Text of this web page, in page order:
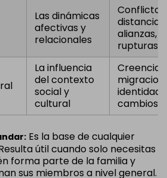
Las dinámicas
afectivas y
relacionales
distancia
alianzas,
rupturas
La influencia
del contexto
social y
cultural
identidad
cambios
Es la base de cualquier
útil cuando solo necesitas
forma parte de la familia y
sus miembros a nivel general.